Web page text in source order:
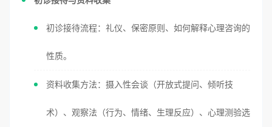
初诊接待流程：礼仪、保密原则、如何解释心理咨询的
性质。
资料收集方法：摄入性会谈（开放式提问、倾听技
术）、观察法（行为、情绪、生理反应）、心理测验选